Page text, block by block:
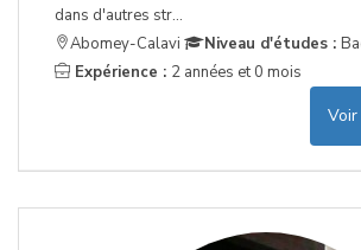
dans d'autres str...
Abomey-Calavi
Niveau d'études :
Expérience : 2 années et 0 mois